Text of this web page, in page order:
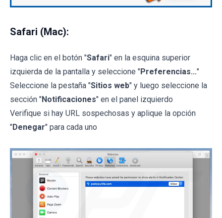
Safari (Mac):
Haga clic en el botón "Safari" en la esquina superior
izquierda de la pantalla y seleccione "Preferencias..."
Seleccione la pestaña "Sitios web" y luego seleccione la
sección "Notificaciones" en el panel izquierdo
Verifique si hay URL sospechosas y aplique la opción
"Denegar" para cada uno